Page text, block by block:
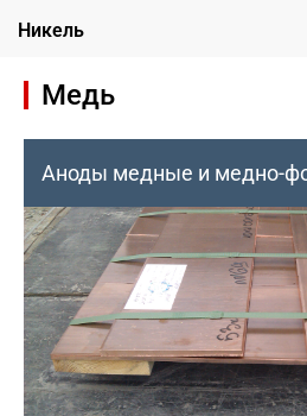
Никель
Медь
Аноды медные и медно-